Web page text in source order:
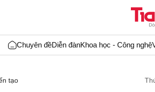
Chuyên đềDiễn đànKhoa học - Công nghệ
tạo